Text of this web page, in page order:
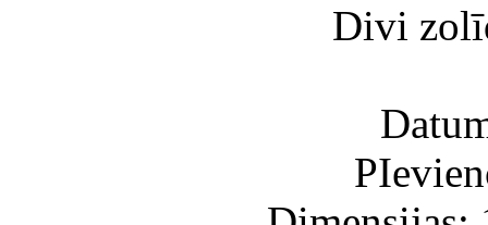
Divi